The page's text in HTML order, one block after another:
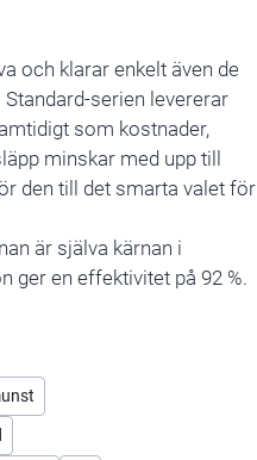
och klarar enkelt även de
serien levererar
som kostnader,
minskar med upp till
den till det smarta valet för
är själva kärnan i
ger en effektivitet på 92 %.